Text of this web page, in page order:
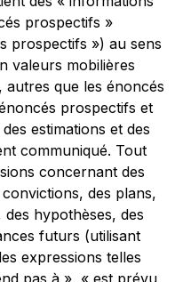
prospectifs »
prospectifs ») au sens
valeurs mobilières
autres que les énoncés
prospectifs et
estimations et des
communiqué. Tout
concernant des
des plans,
hypothèses, des
futurs (utilisant
expressions telles
pas à », « est prévu